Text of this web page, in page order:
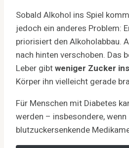
Sobald Alkohol ins Spiel
jedoch ein anderes Problem:
priorisiert den Alkoholabbau.
nach hinten verschoben. Das
Leber gibtweniger Zucker
Körper ihn vielleicht gerade
Für Menschen mit Diabetes
werden – insbesondere,
blutzuckersenkende